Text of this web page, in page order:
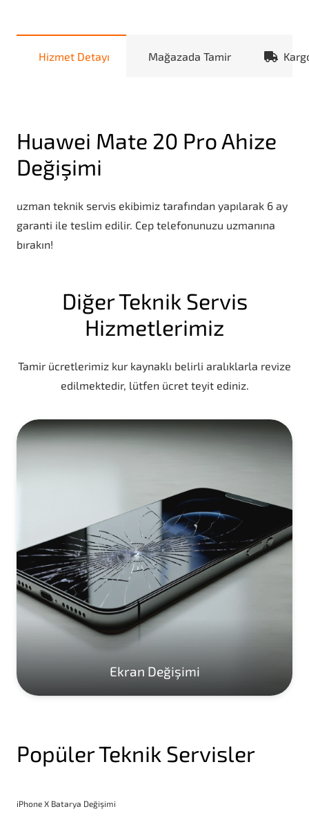
Hizmet Detayı Mağazada Tamir
Huawei Mate 20 Pro Ahize
Değişimi
uzman teknik servis ekibimiz tarafından yapılarak 6 ay
garanti ile teslim edilir. Cep telefonunuzu uzmanına
bırakın!
Diğer Teknik Servis
Hizmetlerimiz
Tamir ücretlerimiz kur kaynaklı belirli aralıklarla revize
edilmektedir, lütfen ücret teyit ediniz.
Ekran Değişimi
Popüler Teknik Servisler
iPhone X Batarya Değişimi